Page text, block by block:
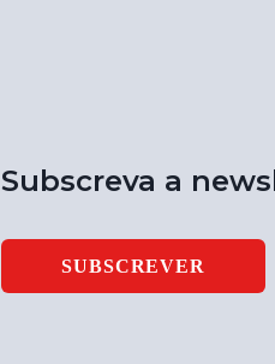
Subscreva a
SUBSCREVER